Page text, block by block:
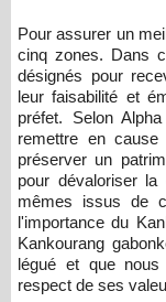
Pour assurer un
cinq zones. Dans
désignés pour
leur faisabilité et
préfet. Selon
remettre en
préserver un
pour dévaloriser
mêmes issus de
l'importance du
Kankourang
légué et que
respect de ses